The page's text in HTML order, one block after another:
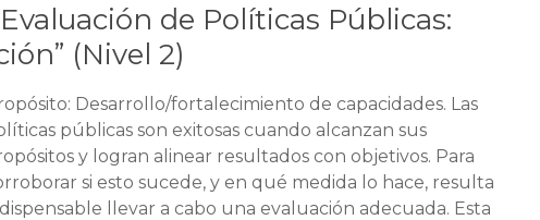
de Políticas Públicas:
(Nivel 2)
Desarrollo/fortalecimiento de capacidades. Las
públicas son exitosas cuando alcanzan sus
y logran alinear resultados con objetivos. Para
si esto sucede, y en qué medida lo hace, resulta
llevar a cabo una evaluación adecuada. Esta